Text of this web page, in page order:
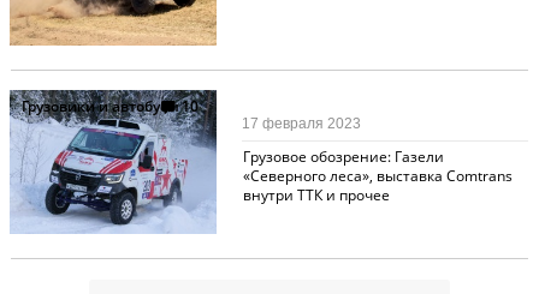
Грузовики и автобусы10
Грузовое обозрение: Газели
«Северного леса», выставка Comtrans
внутри ТТК и прочее
17 февраля 2023